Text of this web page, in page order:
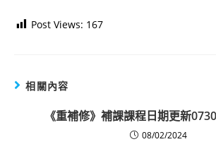
Post Views: 167
相關內容
《重補修》補課課程日期更新
08/02/2024